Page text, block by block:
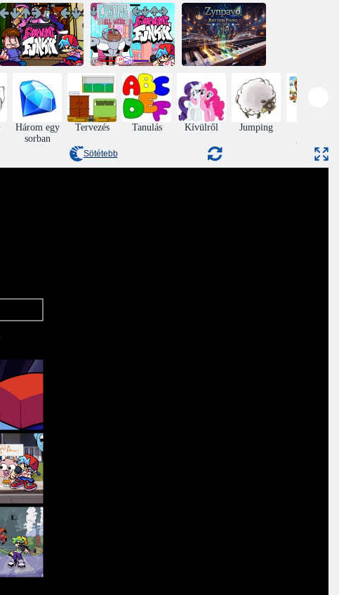
Péntek este
Sprunki
FNF:
Kacsavadászat
Fnf vs
szivárvány
barátok
FNF kirakodva:
BF borító
Friday Night
Funkin' vs
Cyborg: Teljes
hét
Zynpavo:
Ritmuszongora
Három egy
sorban
Tervezés Tanulás Kívülről Jumping
Sötétebb